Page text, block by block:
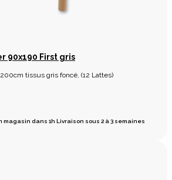
90x190 First gris
tissus gris foncé, (12 Lattes)
magasin dans 1h Livraison sous 2 à 3 semaines